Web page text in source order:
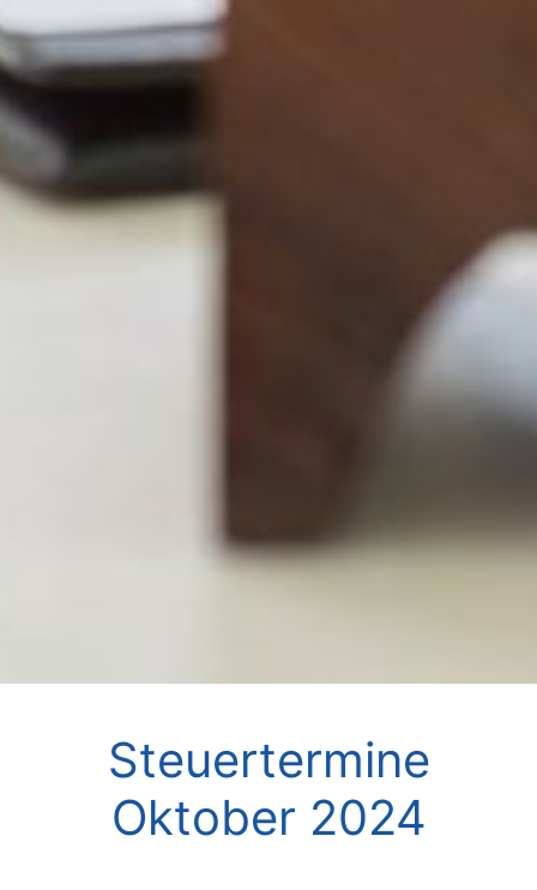
Steuertermine
Oktober 2024